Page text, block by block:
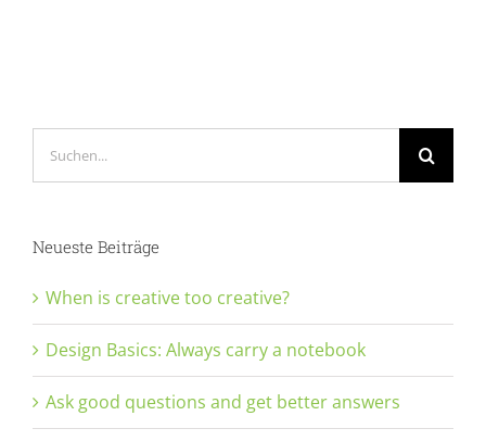
Neueste Beiträge
When is creative too creative?
Design Basics: Always carry a notebook
Ask good questions and get better answers